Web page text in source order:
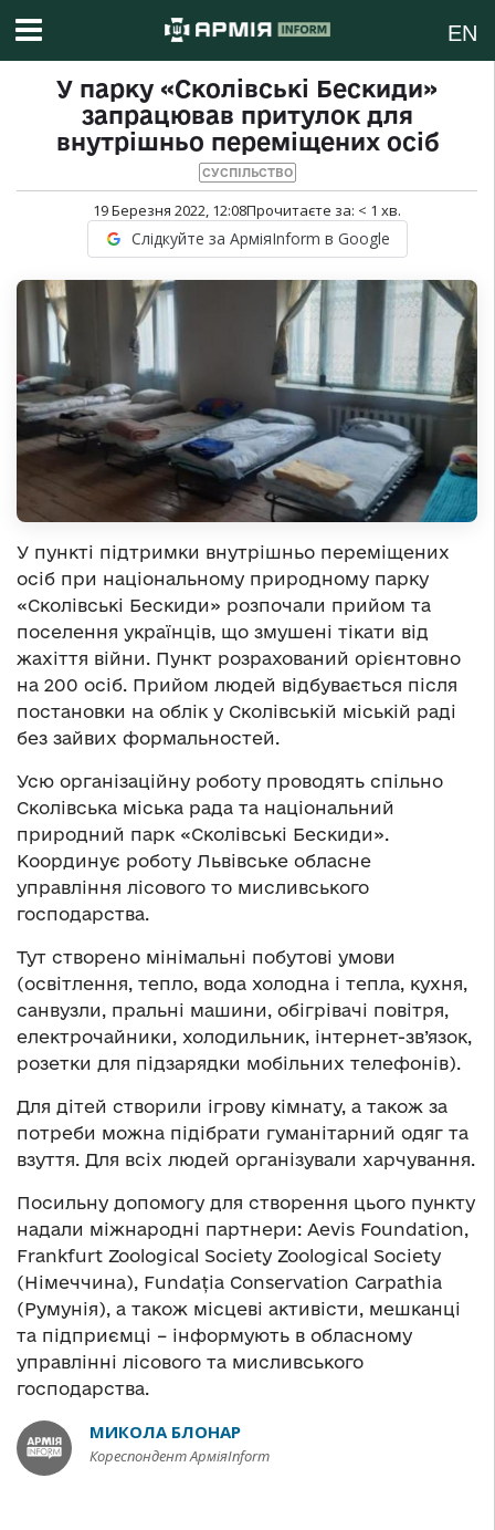
EN
У парку «Сколівські Бескиди»
запрацював притулок для
внутрішньо переміщених осіб
СУСПІЛЬСТВО
19 Березня 2022, 12:08Прочитаєте за: < 1 хв.
Слідкуйте за АрміяInform в Google
У пункті підтримки внутрішньо переміщених
осіб при національному природному парку
«Сколівські Бескиди» розпочали прийом та
поселення українців, що змушені тікати від
жахіття війни. Пункт розрахований орієнтовно
на 200 осіб. Прийом людей відбувається після
постановки на облік у Сколівській міській раді
без зайвих формальностей.
Усю організаційну роботу проводять спільно
Сколівська міська рада та національний
природний парк «Сколівські Бескиди».
Координує роботу Львівське обласне
управління лісового то мисливського
господарства.
Тут створено мінімальні побутові умови
(освітлення, тепло, вода холодна і тепла, кухня,
санвузли, пральні машини, обігрівачі повітря,
електрочайники, холодильник, інтернет-зв’язок,
розетки для підзарядки мобільних телефонів).
Для дітей створили ігрову кімнату, а також за
потреби можна підібрати гуманітарний одяг та
взуття. Для всіх людей організували харчування.
Посильну допомогу для створення цього пункту
надали міжнародні партнери: Aevis Foundation,
Frankfurt Zoological Society Zoological Society
(Німеччина), Fundația Conservation Carpathia
(Румунія), а також місцеві активісти, мешканці
та підприємці – інформують в обласному
управлінні лісового та мисливського
господарства.
МИКОЛА БЛОНАР
Кореспондент АрміяInform